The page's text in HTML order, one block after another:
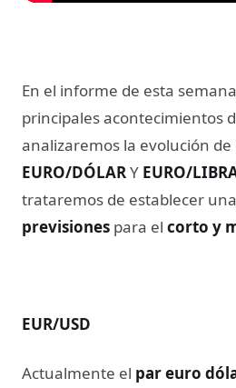
En el informe de esta
principales acontecimientos
analizaremos la evolución de
EURO/DÓLARY EURO/
trataremos de establecer
previsiones para el corto y
EUR/USD
Actualmente el par euro